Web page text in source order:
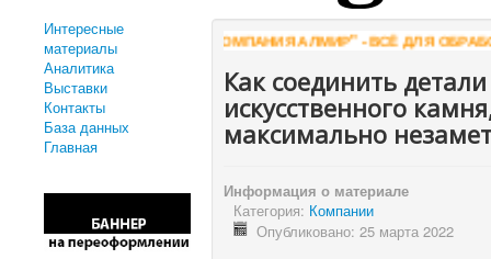
Интересные
материалы
Аналитика
Выставки
Контакты
База данных
Главная
"КОМПАНИЯ АЛМИР" - ВСЁ ДЛЯ
Как соединить
искусственного
максимально
Информация о материале
Категория: Компании
Опубликовано: 25 марта 2022